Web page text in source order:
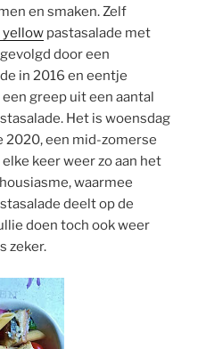
en smaken. Zelf
pastasalade met
door een
in 2016 en eentje
greep uit een aantal
Het is woensdag
2020, een mid-zomerse
keer weer zo aan het
waarmee
deelt op de
doen toch ook weer
zeker.